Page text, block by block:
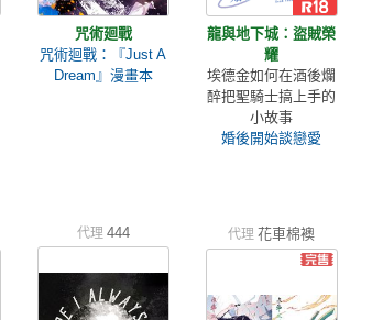
咒術廻戰
咒術迴戰：『Just A
Dream』漫畫本
龍與地下城：盜賊榮
耀
埃德金如何在酒後爛
醉把聖騎士搞上手的
小故事
婚後開始談戀愛
代理 444 代理 花車棉襖